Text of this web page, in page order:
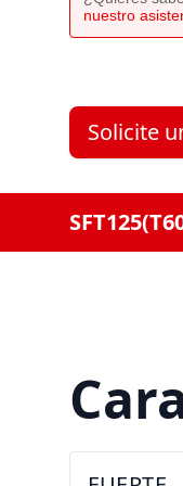
nuestro
Solicite